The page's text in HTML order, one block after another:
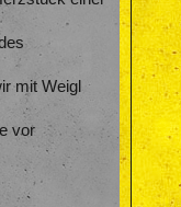
mit Weigl
vor